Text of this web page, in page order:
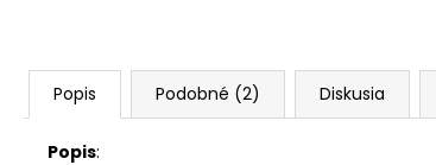
Popis Podobné (2) Diskusia
Popis: